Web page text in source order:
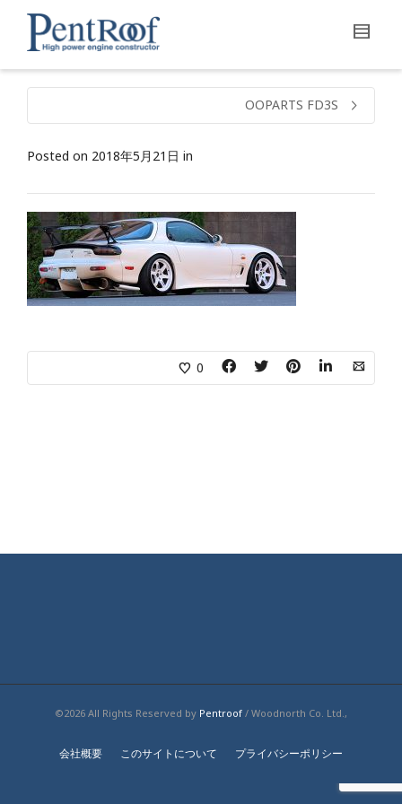
OOPARTS FD3S
Posted on 2018年5月21日 in
0
©2026 All Rights Reserved by Pentroof / Woodnorth Co. Ltd.,
会社概要 このサイトについて プライバシーポリシー